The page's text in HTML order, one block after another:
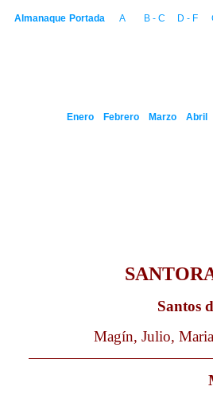
Almanaque Portada A B - C D - F
Enero Febrero Marzo Abril
Santos
Magín, Julio,